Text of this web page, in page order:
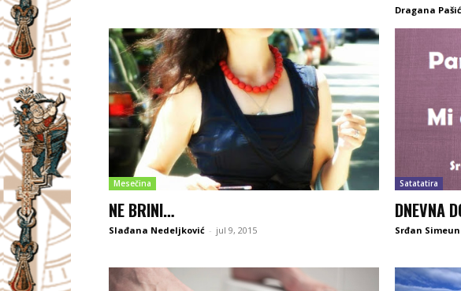
Dragana Pašić
Mesečina
NE BRINI…
Slađana Nedeljković - jul 9, 2015
Satatatira
DNEVNA
Srđan